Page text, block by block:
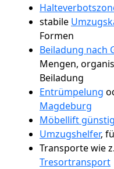
stabile
Formen
Beiladung nach
Mengen,
Beiladung
Entrümpelung
Magdeburg
Möbellift
Umzugshelfer,
Transporte wie
Tresortransport